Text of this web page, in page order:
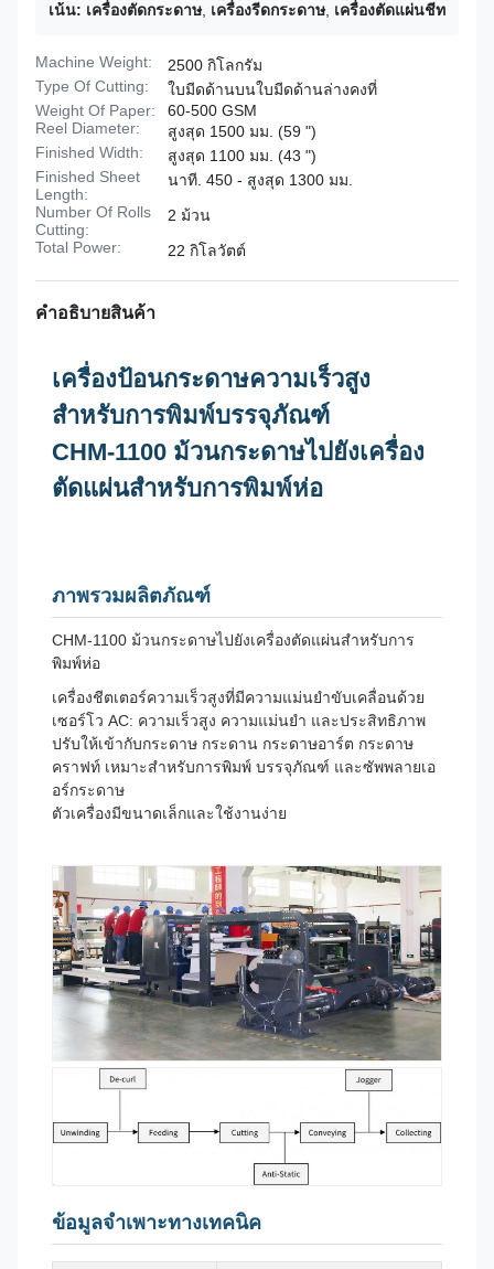
เน้น: เครื่องตัดกระดาษ, เครื่องรีดกระดาษ, เครื่องตัดแผ่นชีท
Machine Weight:
2500 กิโลกรัม
Type Of Cutting:
ใบมีดด้านบนใบมีดด้านล่างคงที่
Weight Of Paper:
60-500 GSM
Reel Diameter:
สูงสุด 1500 มม. (59 ")
Finished Width:
สูงสุด 1100 มม. (43 ")
Finished Sheet
Length:
นาที. 450 - สูงสุด 1300 มม.
Number Of Rolls
Cutting:
2 ม้วน
Total Power:
22 กิโลวัตต์
คําอธิบายสินค้า
เครื่องป้อนกระดาษความเร็วสูง
สำหรับการพิมพ์บรรจุภัณฑ์
CHM-1100 ม้วนกระดาษไปยังเครื่อง
ตัดแผ่นสำหรับการพิมพ์ห่อ
ภาพรวมผลิตภัณฑ์
CHM-1100 ม้วนกระดาษไปยังเครื่องตัดแผ่นสำหรับการ
พิมพ์ห่อ
เครื่องชีตเตอร์ความเร็วสูงที่มีความแม่นยำขับเคลื่อนด้วย
เซอร์โว AC: ความเร็วสูง ความแม่นยำ และประสิทธิภาพ
ปรับให้เข้ากับกระดาษ กระดาน กระดาษอาร์ต กระดาษ
คราฟท์ เหมาะสำหรับการพิมพ์ บรรจุภัณฑ์ และซัพพลายเอ
อร์กระดาษ
ตัวเครื่องมีขนาดเล็กและใช้งานง่าย
ข้อมูลจำเพาะทางเทคนิค